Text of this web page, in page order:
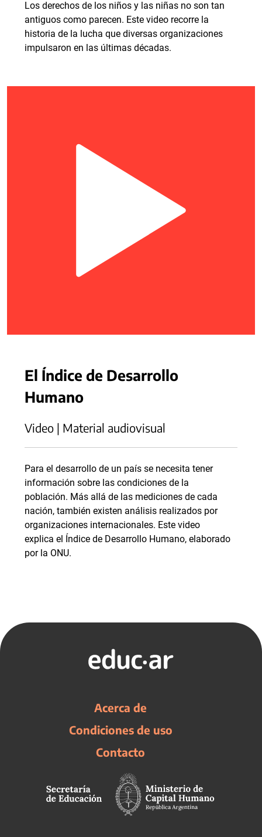
Los derechos de los niños y las niñas no son tan
antiguos como parecen. Este video recorre la
historia de la lucha que diversas organizaciones
impulsaron en las últimas décadas.
El Índice de Desarrollo
Humano
Video | Material audiovisual
Para el desarrollo de un país se necesita tener
información sobre las condiciones de la
población. Más allá de las mediciones de cada
nación, también existen análisis realizados por
organizaciones internacionales. Este video
explica el Índice de Desarrollo Humano, elaborado
por la ONU.
Acerca de
Condiciones de uso
Contacto